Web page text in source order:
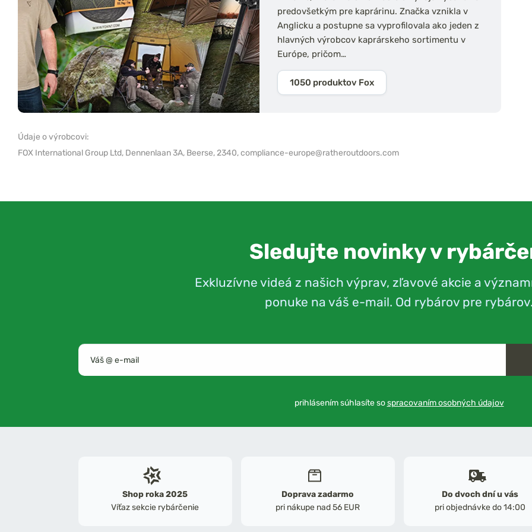
predovšetkým pre kaprárinu. Značka vznikla v
Anglicku a postupne sa vyprofilovala ako jeden z
hlavných výrobcov kaprárskeho sortimentu v
Európe, pričom…
1050 produktov Fox
Údaje o výrobcovi:
FOX International Group Ltd, Dennenlaan 3A, Beerse, 2340,compliance-europe@ratheroutdoors.com
Sledujte novinky v
Exkluzívne videá z našich výprav, zľavové akcie a
ponuke na váš e-mail. Od rybárov pre
prihlásením súhlasíte sospracovaním osobných údajov
Shop roka 2025
Víťaz sekcie rybárčenie
Doprava zadarmo
pri nákupe nad 56 EUR
Do dvoch dní u vás
pri objednávke do 14:00